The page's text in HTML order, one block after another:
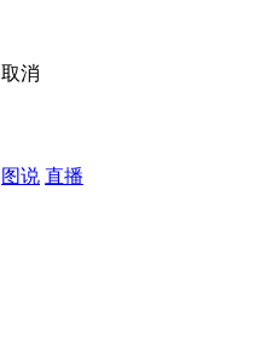
取消
图说 直播